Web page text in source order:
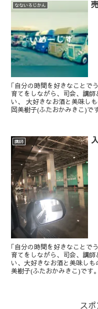
なないろじかん
｢自分の時間を好きなことで
育てをしながら、司会、講
い、 大好きなお酒と美味し
岡美樹子(ふたおかみきこ)で
講師
｢自分の時間を好きなことで
育てをしながら、司会、講
い、大好きなお酒と美味し
美樹子(ふたおかみきこ)です
ス